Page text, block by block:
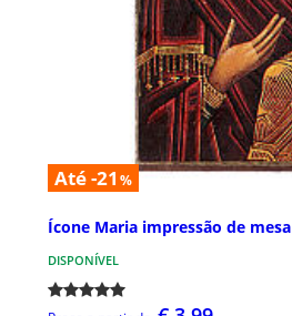
Até -21 %
Ícone Maria impressão de mesa
DISPONÍVEL